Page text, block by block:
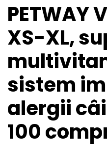
PETWAY
XS-XL,
sistem
alergii
100